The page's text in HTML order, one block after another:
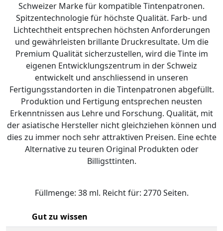
Schweizer Marke für kompatible Tintenpatronen.
Spitzentechnologie für höchste Qualität. Farb- und
Lichtechtheit entsprechen höchsten Anforderungen
und gewährleisten brillante Druckresultate. Um die
Premium Qualität sicherzustellen, wird die Tinte im
eigenen Entwicklungszentrum in der Schweiz
entwickelt und anschliessend in unseren
Fertigungsstandorten in die Tintenpatronen abgefüllt.
Produktion und Fertigung entsprechen neusten
Erkenntnissen aus Lehre und Forschung. Qualität, mit
der asiatische Hersteller nicht gleichziehen können und
dies zu immer noch sehr attraktiven Preisen. Eine echte
Alternative zu teuren Original Produkten oder
Billigsttinten.
Füllmenge: 38 ml. Reicht für: 2770 Seiten.
Gut zu wissen